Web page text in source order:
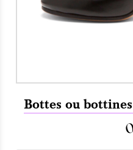
Bottes ou